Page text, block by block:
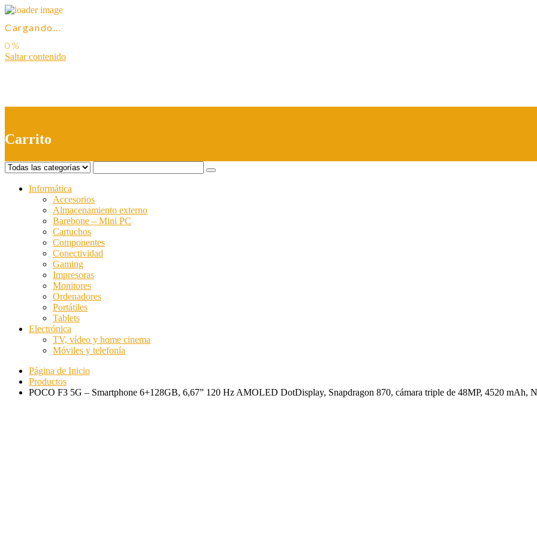
Cargando...
Saltar contenido
Carrito
Informática
Accesorios
Almacenamiento externo
Barebone – Mini PC
Cartuchos
Componentes
Conectividad
Gaming
Impresoras
Monitores
Ordenadores
Portátiles
Tablets
Electrónica
TV, vídeo y home cinema
Móviles y telefonía
Página de Inicio
Productos
POCO F3 5G – Smartphone 6+128GB, 6,67” 120 Hz AMOLED DotDisplay, Snapdragon 870, cámara triple de 48MP, 4520 mAh,